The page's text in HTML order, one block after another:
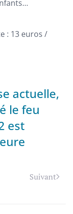
: 13 euros /
actuelle,
le feu
est
Suivant